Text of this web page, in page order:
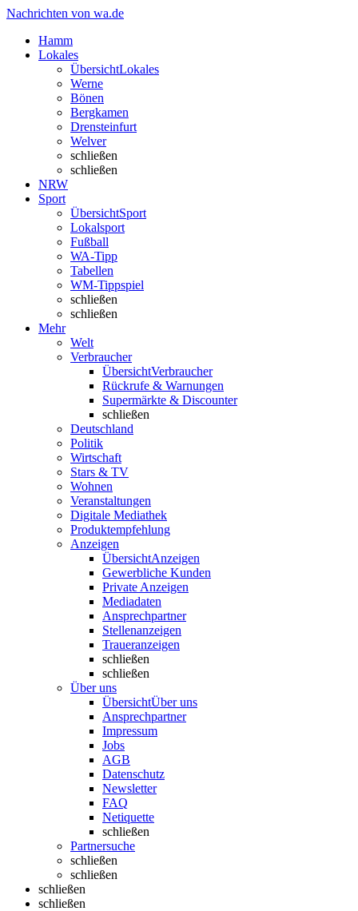
Nachrichten von wa.de
Hamm
Lokales
ÜbersichtLokales
Werne
Bönen
Bergkamen
Drensteinfurt
Welver
schließen
schließen
NRW
Sport
ÜbersichtSport
Lokalsport
Fußball
WA-Tipp
Tabellen
WM-Tippspiel
schließen
schließen
Mehr
Welt
Verbraucher
ÜbersichtVerbraucher
Rückrufe & Warnungen
Supermärkte & Discounter
schließen
Deutschland
Politik
Wirtschaft
Stars & TV
Wohnen
Veranstaltungen
Digitale Mediathek
Produktempfehlung
Anzeigen
ÜbersichtAnzeigen
Gewerbliche Kunden
Private Anzeigen
Mediadaten
Ansprechpartner
Stellenanzeigen
Traueranzeigen
schließen
schließen
Über uns
ÜbersichtÜber uns
Ansprechpartner
Impressum
Jobs
AGB
Datenschutz
Newsletter
FAQ
Netiquette
schließen
Partnersuche
schließen
schließen
schließen
schließen